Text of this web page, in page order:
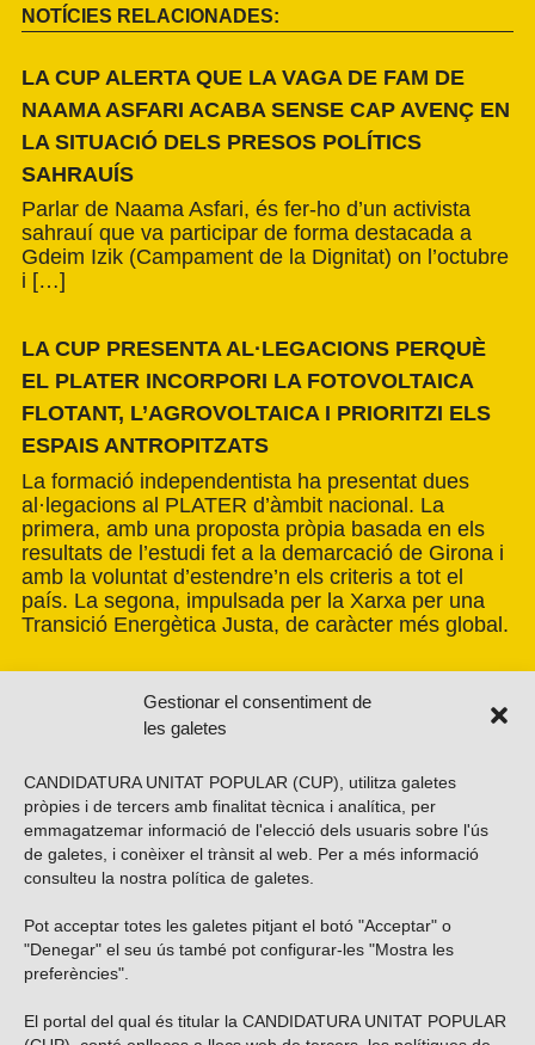
Gestionar el consentiment de
les galetes
CANDIDATURA UNITAT POPULAR (CUP), utilitza galetes
pròpies i de tercers amb finalitat tècnica i analítica, per
emmagatzemar informació de l'elecció dels usuaris sobre l'ús
de galetes, i conèixer el trànsit al web. Per a més informació
consulteu la nostra política de galetes
Pot acceptar totes les galetes pitjant el botó "Acceptar" o
"Denegar" el seu ús també pot configurar-les "Mostra les
preferències".
El portal del qual és titular la CANDIDATURA UNITAT POPULAR
NOTÍCIES RELACIONADES:
LA CUP ALERTA QUE LA VAGA DE FAM DE
NAAMA ASFARI ACABA SENSE CAP AVENÇ EN
LA SITUACIÓ DELS PRESOS POLÍTICS
SAHRAUÍS
Parlar de Naama Asfari, és fer-ho d’un activista
sahrauí que va participar de forma destacada a
Gdeim Izik (Campament de la Dignitat) on l’octubre
i […]
LA CUP PRESENTA AL·LEGACIONS PERQUÈ
EL PLATER INCORPORI LA FOTOVOLTAICA
FLOTANT, L’AGROVOLTAICA I PRIORITZI ELS
ESPAIS ANTROPITZATS
La formació independentista ha presentat dues
al·legacions al PLATER d’àmbit nacional. La
primera, amb una proposta pròpia basada en els
resultats de l’estudi fet a la demarcació de Girona i
amb la voluntat d’estendre’n els criteris a tot el
país. La segona, impulsada per la Xarxa per una
Transició Energètica Justa, de caràcter més global.
Vols subscriure’t al nostre butlletí?